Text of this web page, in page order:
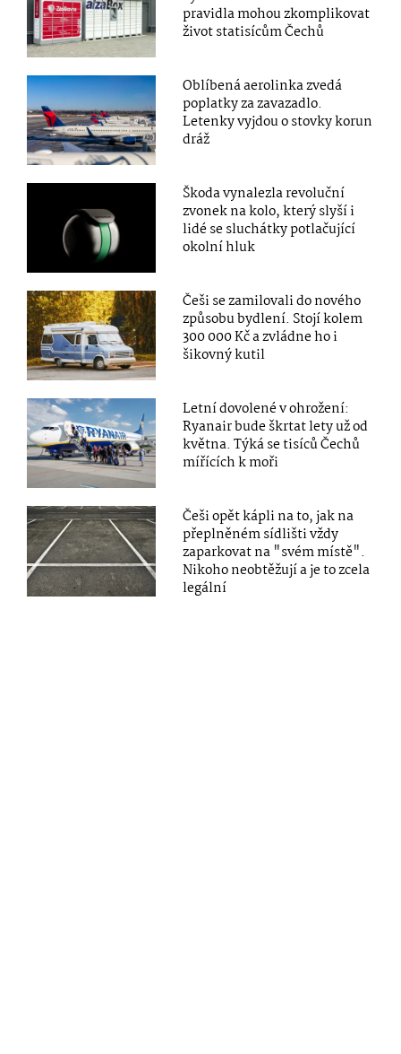
pravidla mohou zkomplikovat
život statisícům Čechů
Oblíbená aerolinka zvedá
poplatky za zavazadlo.
Letenky vyjdou o stovky korun
dráž
Škoda vynalezla revoluční
zvonek na kolo, který slyší i
lidé se sluchátky potlačující
okolní hluk
Češi se zamilovali do nového
způsobu bydlení. Stojí kolem
300 000 Kč a zvládne ho i
šikovný kutil
Letní dovolené v ohrožení:
Ryanair bude škrtat lety už od
května. Týká se tisíců Čechů
mířících k moři
Češi opět kápli na to, jak na
přeplněném sídlišti vždy
zaparkovat na "svém místě".
Nikoho neobtěžují a je to zcela
legální